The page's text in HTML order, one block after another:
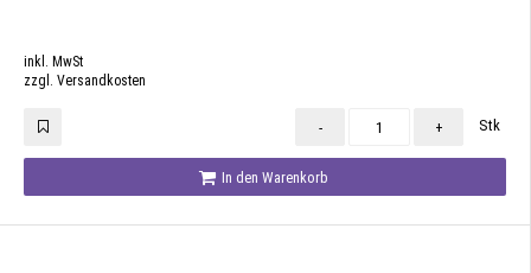
inkl. MwSt
zzgl. Versandkosten
- + Stk
In den Warenkorb